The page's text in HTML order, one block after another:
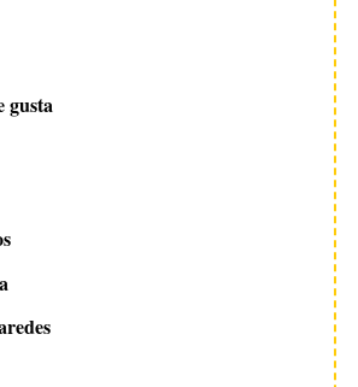
gusta